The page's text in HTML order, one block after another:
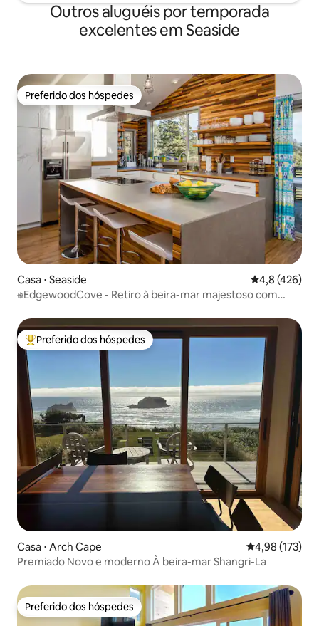
Outros aluguéis por temporada
excelentes em Seaside
Preferido dos hóspedes
Preferido dos hóspedes
Casa ⋅ Seaside 4,8 de uma
4,8 (426)
⎈EdgewoodCove - Retiro à beira-mar majestoso com
Entre os melhores preferidos dos hóspedes
Preferido dos hóspedes
Casa ⋅ Arch Cape 4,98 de uma
4,98 (173)
Premiado Novo e moderno À beira-mar Shangri-La
Preferido dos hóspedes
Preferido dos hóspedes